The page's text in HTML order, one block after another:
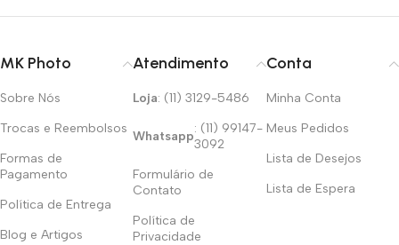
MK Photo
Sobre Nós
Trocas e Reembolsos
Formas de
Pagamento
Política de Entrega
Blog e Artigos
Atendimento
Loja: (11) 3129-5486
Whatsapp
: (11) 99147-
3092
Formulário de
Contato
Política de
Privacidade
Conta
Minha Conta
Meus Pedidos
Lista de Desejos
Lista de Espera